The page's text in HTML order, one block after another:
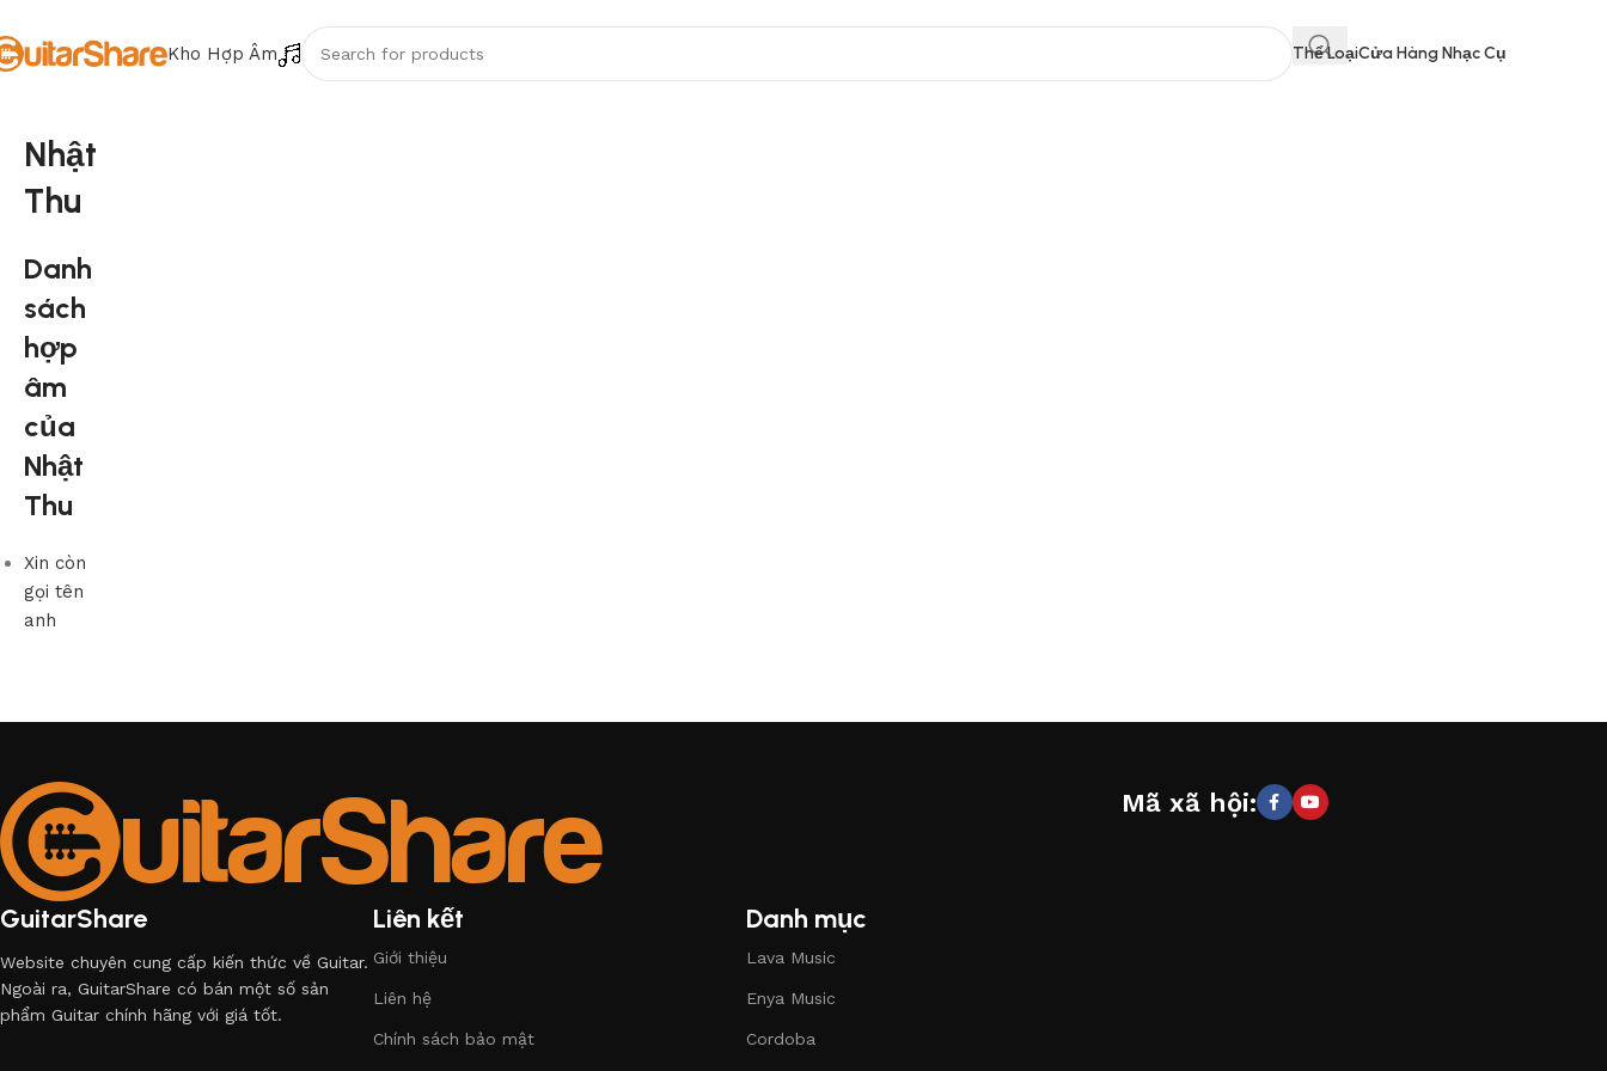
Kho Hợp Âm Thể LoạiCửa Hàng Nhạc Cụ
Nhật
Thu
Danh
sách
hợp
âm
của
Nhật
Thu
Xin còn
gọi tên
anh
GuitarShare
Website chuyên cung cấp kiến thức về Guitar.
Ngoài ra, GuitarShare có bán một số sản
phẩm Guitar chính hãng với giá tốt.
Liên kết
Giới thiệu
Liên hệ
Chính sách bảo mật
Danh mục
Lava Music
Enya Music
Cordoba
Mã xã hội: